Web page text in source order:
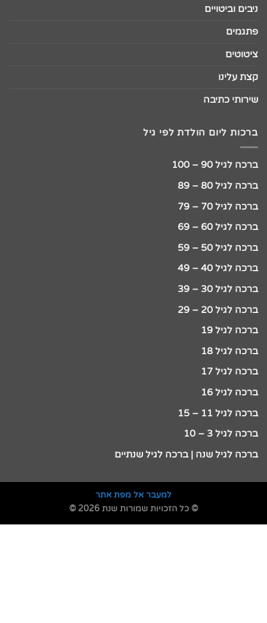
ניבים וביטויים
פתגמים
ציטוטים
קצת עלינו
שירותי כתיבה
ברכות ליום הולדת לפי גיל
ברכה לגיל 90 – 100
ברכה לגיל 80 – 89
ברכה לגיל 70 – 79
ברכה לגיל 60 – 69
ברכה לגיל 50 – 59
ברכה לגיל 40 – 49
ברכה לגיל 30 – 39
ברכה לגיל 20 – 29
ברכה לגיל 19
ברכה לגיל 18
ברכה לגיל 17
ברכה לגיל 16
ברכה לגיל 11 – 15
ברכה לגיל 3 – 10
ברכה לגיל שנה | ברכה לגיל שנתיים
למעבר אל מפת אתר
© כל הזכויות שמורות שנת 2026 ©